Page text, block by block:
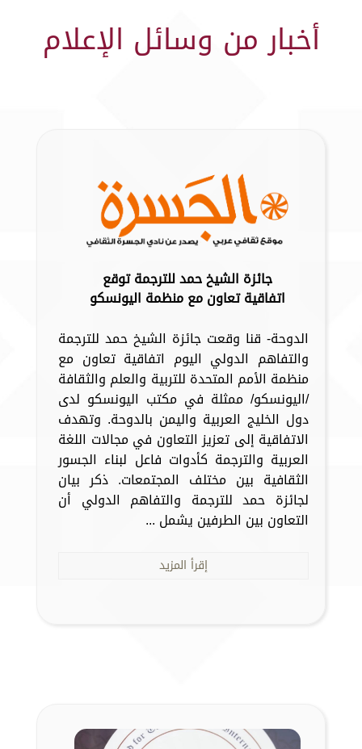
أخبار من وسائل الإعلام
جائزة الشيخ حمد للترجمة توقع
اتفاقية تعاون مع منظمة اليونسكو
الدوحة- قنا وقعت جائزة الشيخ حمد للترجمة
والتفاهم الدولي اليوم اتفاقية تعاون مع
منظمة الأمم المتحدة للتربية والعلم والثقافة
/اليونسكو/ ممثلة في مكتب اليونسكو لدى
دول الخليج العربية واليمن بالدوحة. وتهدف
الاتفاقية إلى تعزيز التعاون في مجالات اللغة
العربية والترجمة كأدوات فاعل لبناء الجسور
الثقافية بين مختلف المجتمعات. ذكر بيان
لجائزة حمد للترجمة والتفاهم الدولي أن
التعاون بين الطرفين يشمل ...
إقرأ المزيد